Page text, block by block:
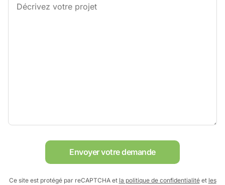
Envoyer votre demande
Ce site est protégé par reCAPTCHA et la politique de confidentialitéet les